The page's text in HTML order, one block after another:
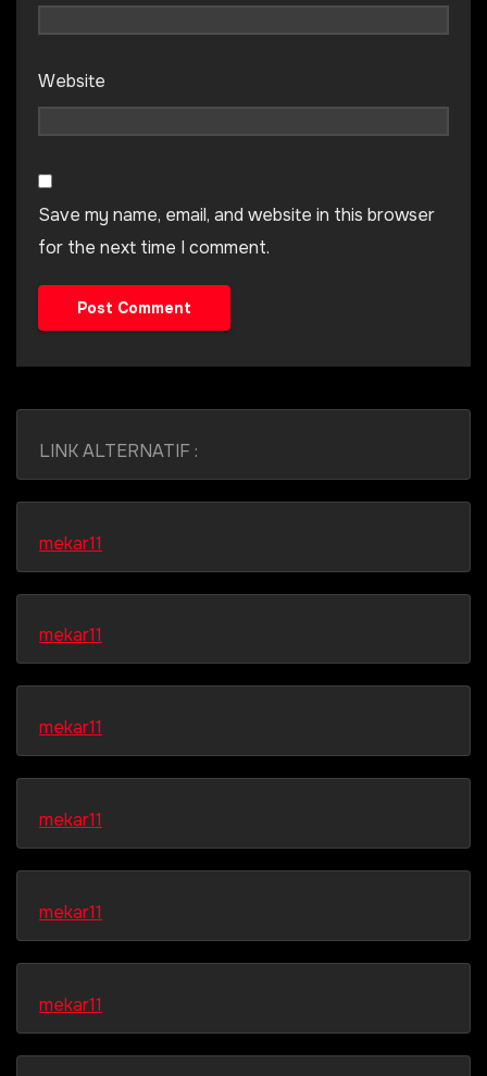
Website
Save my name, email, and website in this browser
for the next time I comment.
LINK ALTERNATIF :
mekar11
mekar11
mekar11
mekar11
mekar11
mekar11